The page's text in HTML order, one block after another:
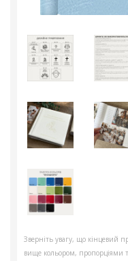
Зверніть увагу, що кінцевий
вище кольором, пропорціями